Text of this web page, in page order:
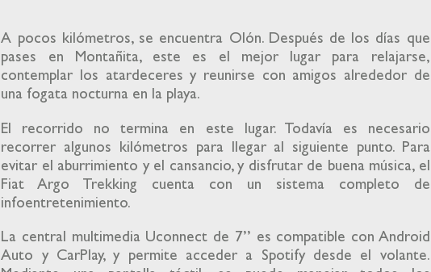
A pocos kilómetros, se encuentra Olón. Después de los días que
pases en Montañita, este es el mejor lugar para relajarse,
contemplar los atardeceres y reunirse con amigos alrededor de
una fogata nocturna en la playa.
El recorrido no termina en este lugar. Todavía es necesario
recorrer algunos kilómetros para llegar al siguiente punto. Para
evitar el aburrimiento y el cansancio, y disfrutar de buena música, el
Fiat Argo Trekking cuenta con un sistema completo de
infoentretenimiento.
La central multimedia Uconnect de 7’’ es compatible con Android
Auto y CarPlay, y permite acceder a Spotify desde el volante.